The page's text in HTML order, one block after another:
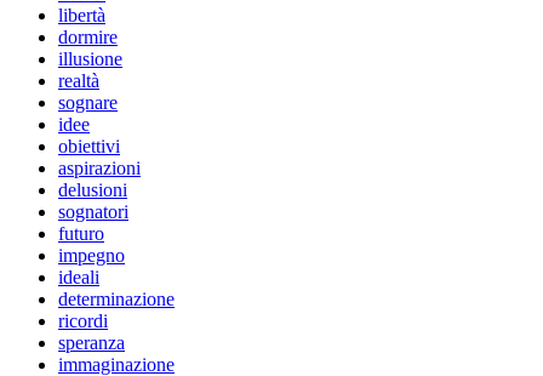
libertà
dormire
illusione
realtà
sognare
idee
obiettivi
aspirazioni
delusioni
sognatori
futuro
impegno
ideali
determinazione
ricordi
speranza
immaginazione